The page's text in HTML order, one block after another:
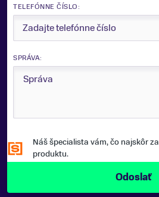
TELEFÓNNE ČÍSLO:
SPRÁVA:
Náš špecialista vám, čo najskôr
produktu.